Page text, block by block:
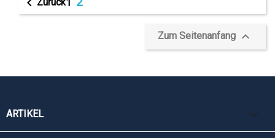
 1
Zum Seitenanfang 
ARTIKEL 